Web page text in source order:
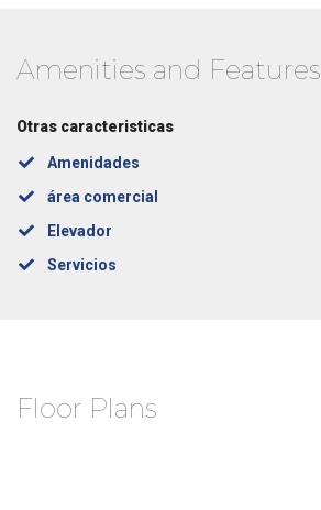
Amenities and Features
Otras caracteristicas
Amenidades
área comercial
Elevador
Servicios
Floor Plans